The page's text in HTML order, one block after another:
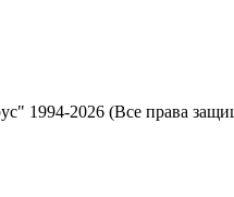
1994-2026 (Все права